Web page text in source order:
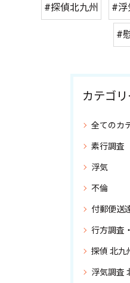
#探偵北九州 #浮
#
カテゴリ
全てのカ
素行調査
浮気
不倫
付郵便送
行方調査
探偵 北九
浮気調査